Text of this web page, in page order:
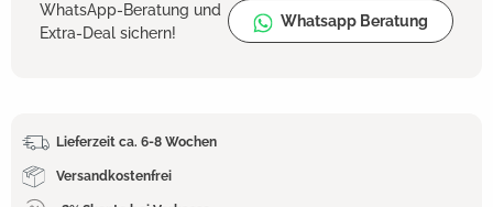
WhatsApp-Beratung und
Extra-Deal sichern!
Whatsapp Beratung
Lieferzeit ca. 6-8 Wochen
Versandkostenfrei